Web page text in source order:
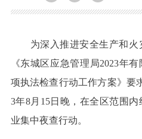
为深入推进安全生产和火
《东城区应急管理局2023年
项执法检查行动工作方案》要
3年8月15日晚，在全区范围
业集中夜查行动。